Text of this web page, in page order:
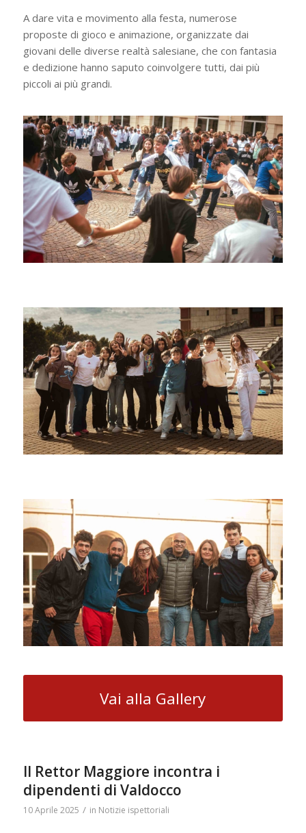
A dare vita e movimento alla festa, numerose
proposte di gioco e animazione, organizzate dai
giovani delle diverse realtà salesiane, che con fantasia
e dedizione hanno saputo coinvolgere tutti, dai più
piccoli ai più grandi.
Vai alla Gallery
Il Rettor Maggiore incontra i
dipendenti di Valdocco
10 Aprile 2025 / in Notizie ispettoriali